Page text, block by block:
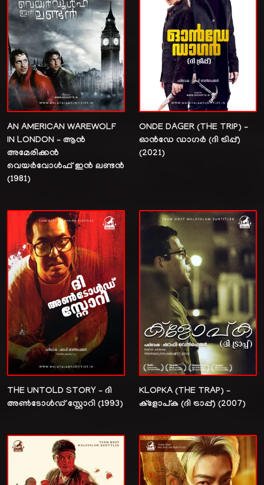
AN AMERICAN WAREWOLF
IN LONDON – ആൻ
അമേരിക്കൻ
വെയർവോൾഫ് ഇൻ ലണ്ടൻ
(1981)
ONDE DAGER (THE TRIP) –
ഓൻഡേ ഡാഗർ (ദി ട്രിപ്പ്‌)
(2021)
THE UNTOLD STORY – ദി
അൺടോൾഡ് സ്റ്റോറി (1993)
KLOPKA (THE TRAP) –
ക്ളോപ്ക (ദി ട്രാപ്പ്) (2007)